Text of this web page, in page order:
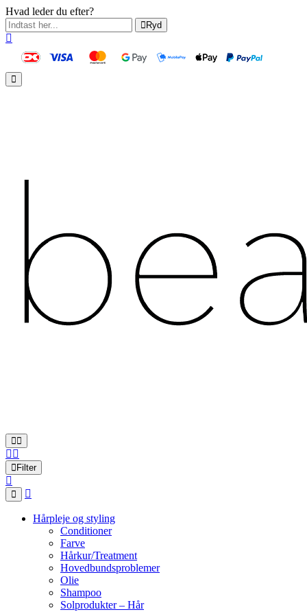
Hvad leder du efter?
Ryd
Filter
Hårpleje og styling
Conditioner
Farve
Hårkur/Treatment
Hovedbundsproblemer
Olie
Shampoo
Solprodukter – Hår